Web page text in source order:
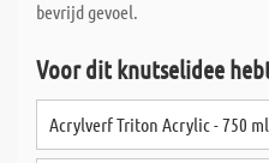
bevrijd gevoel.
Voor dit knutselidee
Acrylverf Triton Acrylic - 750